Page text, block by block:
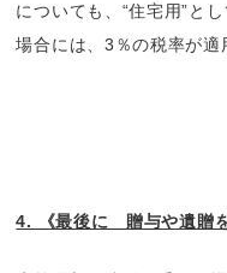
についても、“住宅用”と
場合には、3％の税率が適
4. 《最後に 贈与や遺贈